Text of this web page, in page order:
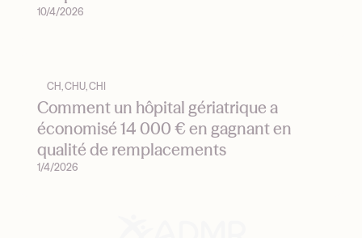
10/4/2026
CH, CHU, CHI
Comment un hôpital gériatrique a
économisé 14 000 € en gagnant en
qualité de remplacements
1/4/2026